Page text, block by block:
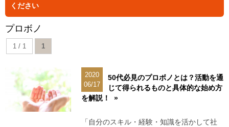
ください
プロボノ
1 / 1 1
2020
06/17
50代必見のプロボノとは？活動を通
じて得られるものと具体的な始め方
を解説！ »
「自分のスキル・経験・知識を活かして社